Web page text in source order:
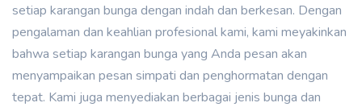
setiap karangan bunga dengan indah dan berkesan. Dengan
pengalaman dan keahlian profesional kami, kami meyakinkan
bahwa setiap karangan bunga yang Anda pesan akan
menyampaikan pesan simpati dan penghormatan dengan
tepat. Kami juga menyediakan berbagai jenis bunga dan